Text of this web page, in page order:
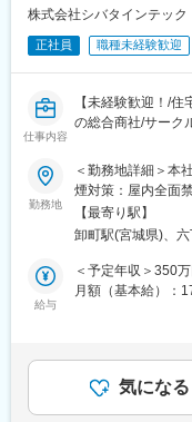
株式会社シバタインテック
正社員 職種未経験歓迎
仕事内容
【未経験歓迎！/
の総合商社/サーク
■業務概要：
東北地方にて医療
医師・看護師など
ます。
はじめはマスク、
将来的には新病院
のタイミングで
医療現場向けのメ
ル部門、開業医向
勤務地
＜勤務地詳細＞本
煙対策：屋内全面
【最寄り駅】
卸町駅(宮城県)、
給与
＜予定年収＞350
月額（基本給）：
年収はあくまでも
性があります。※
給：年1回■賞与：
気になる